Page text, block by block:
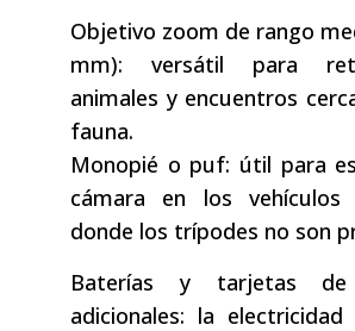
Objetivo zoom de rango
mm): versátil para
animales y encuentros
fauna.
Monopié o puf: útil para
cámara en los
donde los trípodes no son
Baterías y tarjetas de
adicionales: la